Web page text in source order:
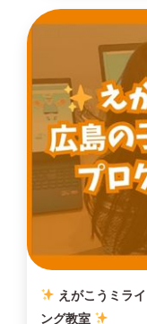
えがこうミラ
ング教室